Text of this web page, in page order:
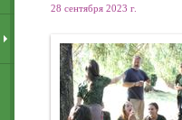
28 сентября 2023 г.